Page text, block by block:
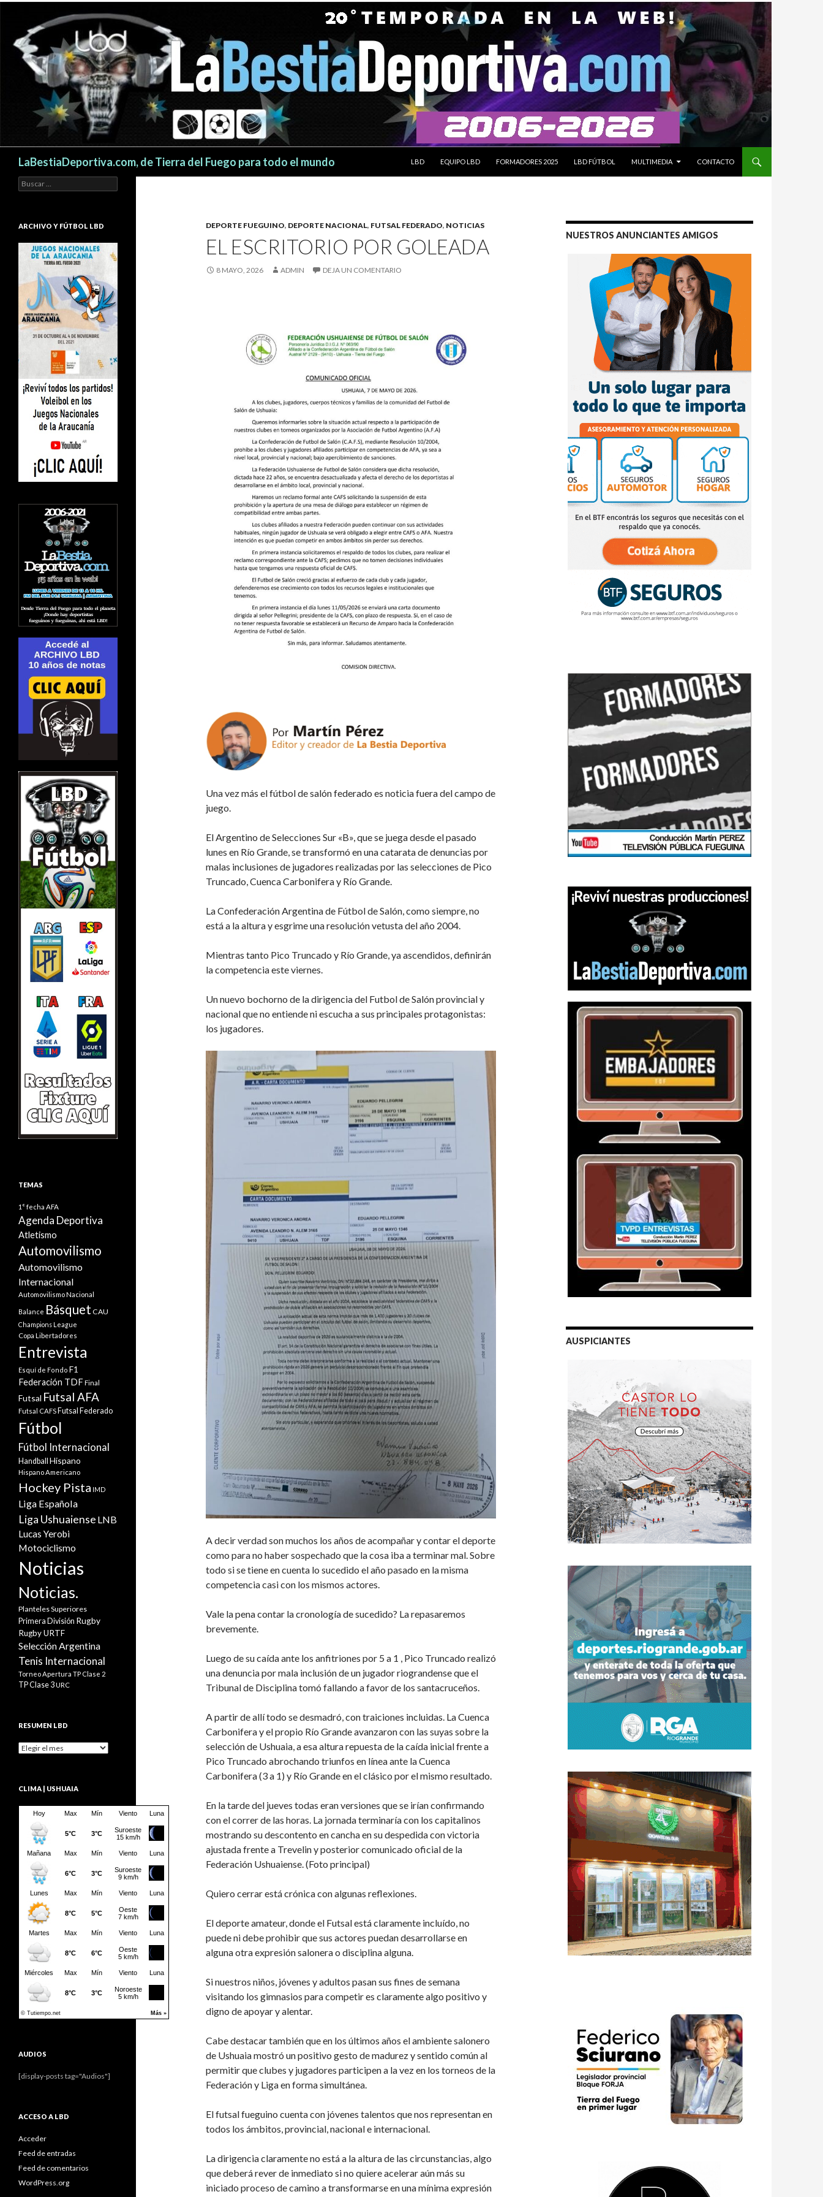
LaBestiaDeportiva.com, de Tierra del Fuego para todo el mundo
LBD
EQUIPO LBD FORMADORES 2025 LBD FÚTBOL MULTIMEDIA CONTACTO
DEPORTE FUEGUINO, DEPORTE NACIONAL, FUTSAL FEDERADO, NOTICIAS
EL ESCRITORIO POR GOLEADA
8 MAYO, 2026 ADMIN DEJA UN COMENTARIO
Una vez más el fútbol de salón federado es noticia fuera del campo de
juego.
El Argentino de Selecciones Sur «B», que se juega desde el pasado
lunes en Río Grande, se transformó en una catarata de denuncias por
malas inclusiones de jugadores realizadas por las selecciones de Pico
Truncado, Cuenca Carbonifera y Río Grande.
La Confederación Argentina de Fútbol de Salón, como siempre, no
está a la altura y esgrime una resolución vetusta del año 2004.
Mientras tanto Pico Truncado y Río Grande, ya ascendidos, definirán
la competencia este viernes.
Un nuevo bochorno de la dirigencia del Futbol de Salón provincial y
nacional que no entiende ni escucha a sus principales protagonistas:
los jugadores.
A decir verdad son muchos los años de acompañar y contar el deporte
como para no haber sospechado que la cosa iba a terminar mal. Sobre
todo si se tiene en cuenta lo sucedido el año pasado en la misma
competencia casi con los mismos actores.
Vale la pena contar la cronología de sucedido? La repasaremos
brevemente.
Luego de su caída ante los anfitriones por 5 a 1 , Pico Truncado realizó
una denuncia por mala inclusión de un jugador riograndense que el
Tribunal de Disciplina tomó fallando a favor de los santacruceños.
A partir de allí todo se desmadró, con traiciones incluidas. La Cuenca
Carbonifera y el propio Río Grande avanzaron con las suyas sobre la
selección de Ushuaia, a esa altura repuesta de la caída inicial frente a
Pico Truncado abrochando triunfos en línea ante la Cuenca
Carbonifera (3 a 1) y Río Grande en el clásico por el mismo resultado.
En la tarde del jueves todas eran versiones que se irían confirmando
con el correr de las horas. La jornada terminaría con los capitalinos
mostrando su descontento en cancha en su despedida con victoria
ajustada frente a Trevelin y posterior comunicado oficial de la
Federación Ushuaiense. (Foto principal)
Quiero cerrar está crónica con algunas reflexiones.
El deporte amateur, donde el Futsal está claramente incluído, no
puede ni debe prohibir que sus actores puedan desarrollarse en
alguna otra expresión salonera o disciplina alguna.
Si nuestros niños, jóvenes y adultos pasan sus fines de semana
visitando los gimnasios para competir es claramente algo positivo y
digno de apoyar y alentar.
Cabe destacar también que en los últimos años el ambiente salonero
de Ushuaia mostró un positivo gesto de madurez y sentido común al
permitir que clubes y jugadores participen a la vez en los torneos de la
Federación y Liga en forma simultánea.
El futsal fueguino cuenta con jóvenes talentos que nos representan en
todos los ámbitos, provincial, nacional e internacional.
La dirigencia claramente no está a la altura de las circunstancias, algo
que deberá rever de inmediato si no quiere acelerar aún más su
iniciado proceso de camino a transformarse en una mínima expresión
NUESTROS ANUNCIANTES AMIGOS
AUSPICIANTES
Buscar:
ARCHIVO Y FÚTBOL LBD
TEMAS
1° fecha AFA
Agenda Deportiva
Atletismo
Automovilismo
Automovilismo
Internacional
Automovilismo Nacional
Balance Básquet CAU
Champions League
Copa Libertadores
Entrevista
Esquí de Fondo F1
Federación TDF Final
Futsal Futsal AFA
Futsal CAFS Futsal Federado
Fútbol
Fútbol Internacional
Handball Hispano
Hispano Americano
Hockey Pista IMD
Liga Española
Liga Ushuaiense LNB
Lucas Yerobi
Motociclismo
Noticias
Noticias.
Planteles Superiores
Primera División Rugby
Rugby URTF
Selección Argentina
Tenis Internacional
Torneo Apertura TP Clase 2
TP Clase 3URC
RESUMEN LBD
Resumen
CLIMA | USHUAIA
AUDIOS
[display-posts tag="Audios"]
ACCESO A LBD
Acceder
Feed de entradas
Feed de comentarios
WordPress.org